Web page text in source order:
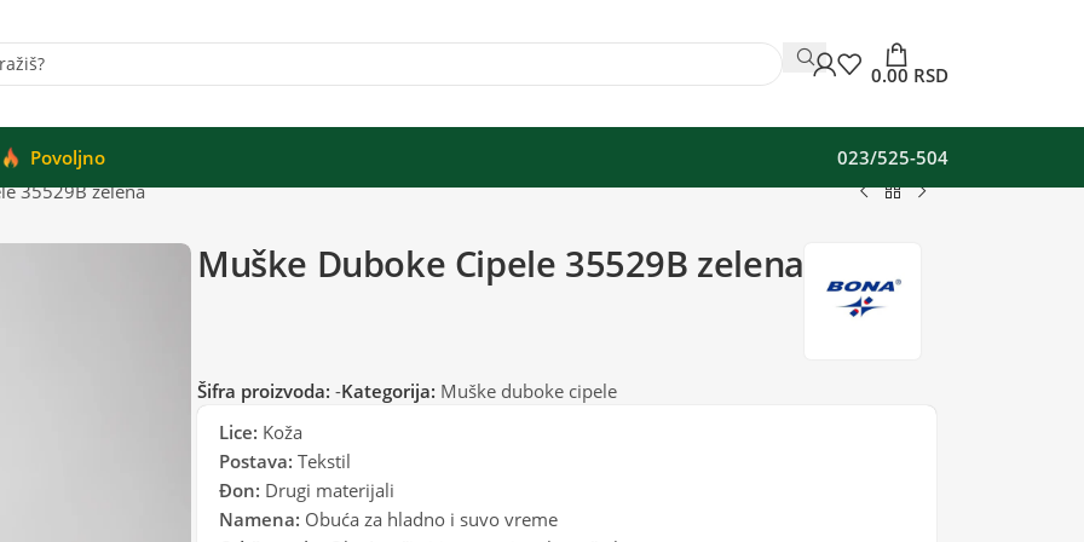
0.00 RSD
Povoljno
023/525-504
35529B zelena
Muške Duboke Cipele 35529B zelena
Šifra proizvoda: -Kategorija: Muške duboke cipele
Lice: Koža
Postava: Tekstil
Đon: Drugi materijali
Namena: Obuća za hladno i suvo vreme